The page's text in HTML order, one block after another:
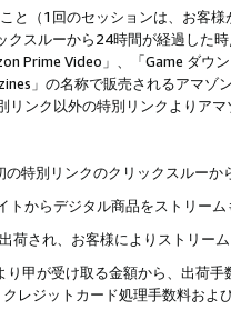
と（1回のセッションは、お客
スルーから24時間が経過した
Prime Video」、「Game ダ
」の名称で販売されるアマゾ
ンク以外の特別リンクよりア
特別リンクのクリックスルー
からデジタル商品をストリー
され、お客様によりストリー
り甲が受け取る金額から、出荷
レジットカード処理手数料およ